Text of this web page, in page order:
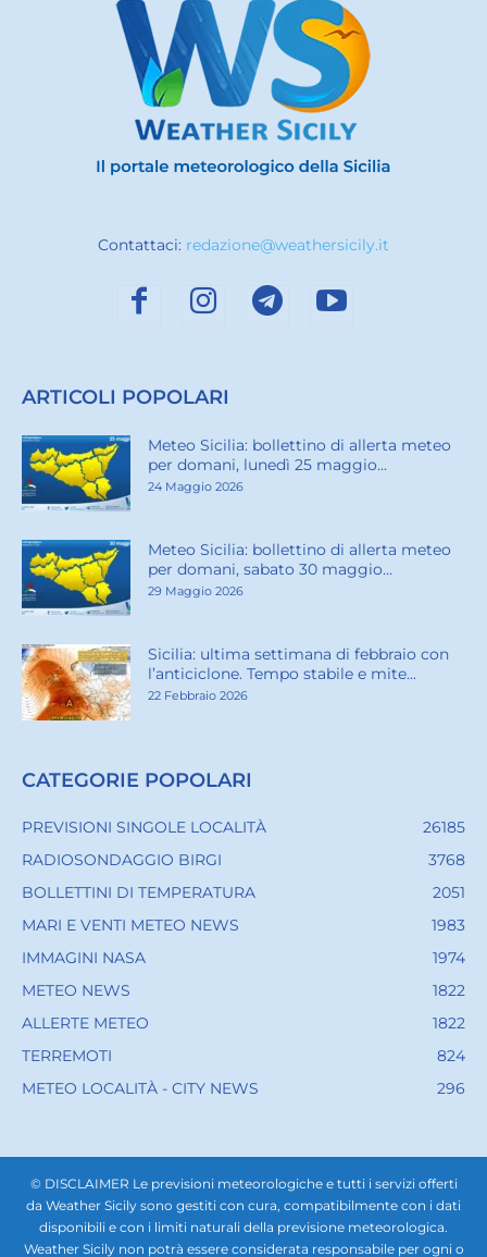
Contattaci: redazione@weathersicily.it
ARTICOLI POPOLARI
Meteo Sicilia: bollettino di allerta meteo
per domani, lunedì 25 maggio...
24 Maggio 2026
Meteo Sicilia: bollettino di allerta meteo
per domani, sabato 30 maggio...
29 Maggio 2026
Sicilia: ultima settimana di febbraio con
l’anticiclone. Tempo stabile e mite...
22 Febbraio 2026
CATEGORIE POPOLARI
PREVISIONI SINGOLE LOCALITÀ
26185
RADIOSONDAGGIO BIRGI
3768
BOLLETTINI DI TEMPERATURA
2051
MARI E VENTI METEO NEWS
1983
IMMAGINI NASA
1974
METEO NEWS
1822
ALLERTE METEO
1822
TERREMOTI
824
METEO LOCALITÀ - CITY NEWS
296
© DISCLAIMER Le previsioni meteorologiche e tutti i servizi offerti
da Weather Sicily sono gestiti con cura, compatibilmente con i dati
disponibili e con i limiti naturali della previsione meteorologica.
Weather Sicily non potrà essere considerata responsabile per ogni o